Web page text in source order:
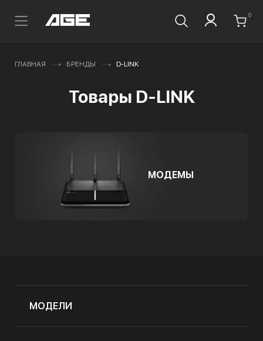
0
ГЛАВНАЯ БРЕНДЫ D-LINK
Товары D-LINK
МОДЕМЫ
МОДЕЛИ